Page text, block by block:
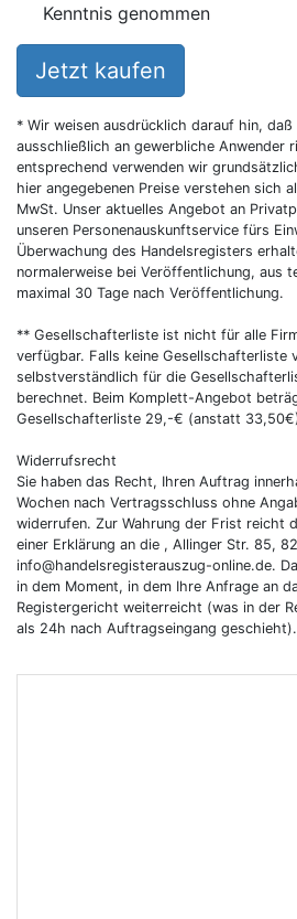
Kenntnis genommen
Jetzt kaufen
* Wir weisen ausdrücklich darauf hin,
ausschließlich an gewerbliche Anwender
entsprechend verwenden wir
hier angegebenen Preise verstehen sich
MwSt. Unser aktuelles Angebot an
unseren Personenauskunftservice fürs
Überwachung des Handelsregisters
normalerweise bei Veröffentlichung, aus
maximal 30 Tage nach Veröffentlichung.
** Gesellschafterliste ist nicht für alle
verfügbar. Falls keine
selbstverständlich für die
berechnet. Beim Komplett-Angebot
Gesellschafterliste 29,-€ (anstatt
Widerrufsrecht
Sie haben das Recht, Ihren Auftrag
Wochen nach Vertragsschluss ohne
widerrufen. Zur Wahrung der Frist reicht
einer Erklärung an die , Allinger Str. 85,
info@handelsregisterauszug-online.de.
in dem Moment, in dem Ihre Anfrage an
Registergericht weiterreicht (was in der
als 24h nach Auftragseingang geschieht).